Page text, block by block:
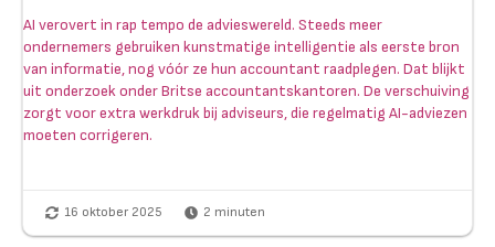
AI verovert in rap tempo de advieswereld. Steeds meer
ondernemers gebruiken kunstmatige intelligentie als eerste bron
van informatie, nog vóór ze hun accountant raadplegen. Dat blijkt
uit onderzoek onder Britse accountantskantoren. De verschuiving
zorgt voor extra werkdruk bij adviseurs, die regelmatig AI-adviezen
moeten corrigeren.
16 oktober 2025 2 minuten